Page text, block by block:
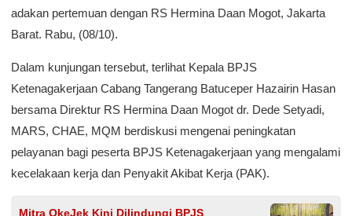
adakan pertemuan dengan RS Hermina Daan Mogot, Jakarta
Barat. Rabu, (08/10).
Dalam kunjungan tersebut, terlihat Kepala BPJS
Ketenagakerjaan Cabang Tangerang Batuceper Hazairin Hasan
bersama Direktur RS Hermina Daan Mogot dr. Dede Setyadi,
MARS, CHAE, MQM berdiskusi mengenai peningkatan
pelayanan bagi peserta BPJS Ketenagakerjaan yang mengalami
kecelakaan kerja dan Penyakit Akibat Kerja (PAK).
Mitra OkeJek Kini Dilindungi BPJS